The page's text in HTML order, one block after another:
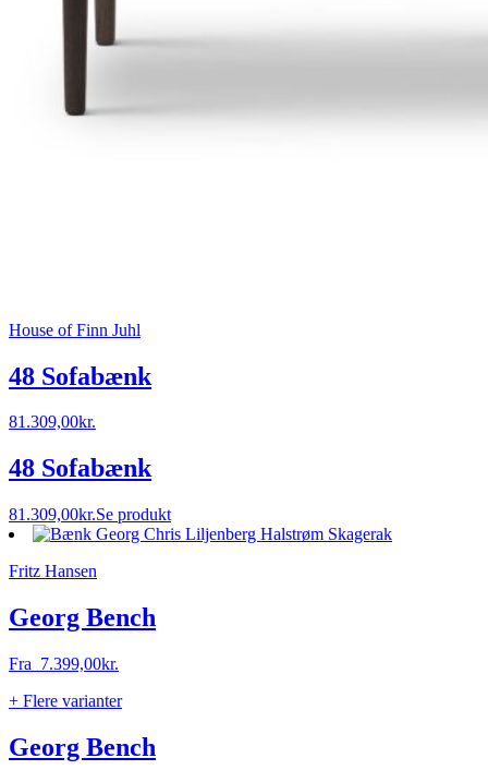
House of Finn Juhl
48 Sofabænk
81.309,00kr.
48 Sofabænk
81.309,00kr.Se produkt
Fritz Hansen
Georg Bench
Fra 7.399,00kr.
+ Flere varianter
Georg Bench